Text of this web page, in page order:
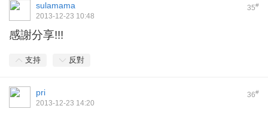
35#
sulamama
2013-12-23 10:48
感謝分享!!!
支持 反對
36#
pri
2013-12-23 14:20